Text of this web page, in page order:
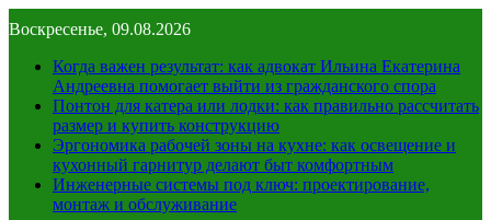
к
содержимому
Воскресенье, 09.08.2026
Когда важен результат: как адвокат Ильина Екатерина
Андреевна помогает выйти из гражданского спора
Понтон для катера или лодки: как правильно рассчитать
размер и купить конструкцию
Эргономика рабочей зоны на кухне: как освещение и
кухонный гарнитур делают быт комфортным
Инженерные системы под ключ: проектирование,
монтаж и обслуживание